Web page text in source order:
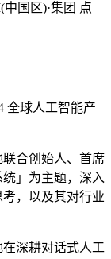
中国区)·集团 点
全球人工智能产
合创始人、首席
」为主题，深入
，以及其对行业
深耕对话式人工